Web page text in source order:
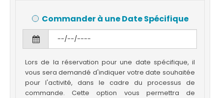
Commander à une Date Spécifique
Lors de la réservation pour une date spécifique, il
vous sera demandé d'indiquer votre date souhaitée
pour l'activité, dans le cadre du processus de
commande. Cette option vous permettra de